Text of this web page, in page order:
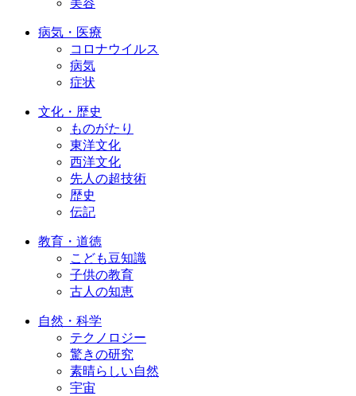
美容
病気・医療
コロナウイルス
病気
症状
文化・歴史
ものがたり
東洋文化
西洋文化
先人の超技術
歴史
伝記
教育・道徳
こども豆知識
子供の教育
古人の知恵
自然・科学
テクノロジー
驚きの研究
素晴らしい自然
宇宙